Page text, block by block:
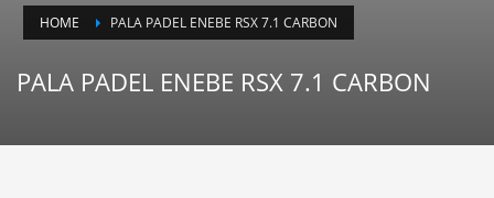
HOME PALA PADEL ENEBE RSX 7.1 CARBON
PALA PADEL ENEBE RSX 7.1 CARBON